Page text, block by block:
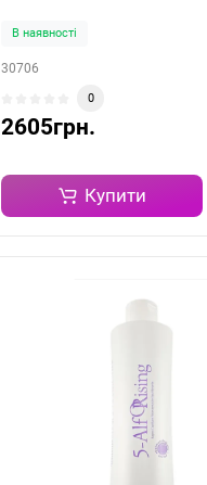
В наявності
30706
0
2605грн.
Купити